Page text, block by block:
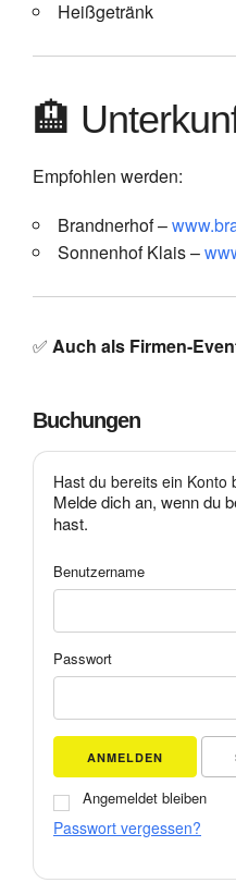
Heißgetränk
🏨
Empfohlen werden:
Brandnerhof –
Sonnenhof Klais –
✅ Auch als Firmen-
Buchungen
Hast du bereits ein Konto
Melde dich an, wenn du
hast.
Benutzername
Passwort
ANMELDEN
Angemeldet bleiben
Passwort vergessen?